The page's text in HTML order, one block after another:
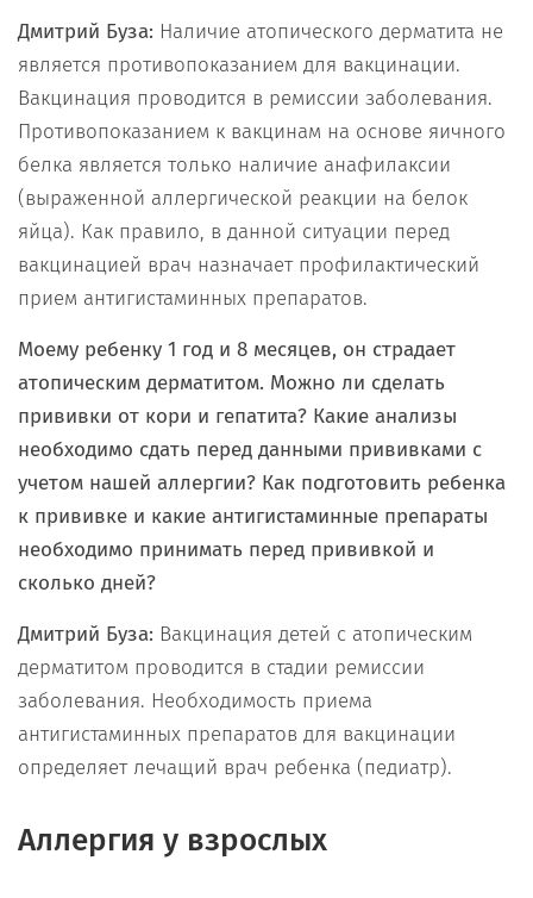
Дмитрий Буза: Наличие атопического дерматита не
является противопоказанием для вакцинации.
Вакцинация проводится в ремиссии заболевания.
Противопоказанием к вакцинам на основе яичного
белка является только наличие анафилаксии
(выраженной аллергической реакции на белок
яйца). Как правило, в данной ситуации перед
вакцинацией врач назначает профилактический
прием антигистаминных препаратов.
Моему ребенку 1 год и 8 месяцев, он страдает
атопическим дерматитом. Можно ли сделать
прививки от кори и гепатита? Какие анализы
необходимо сдать перед данными прививками с
учетом нашей аллергии? Как подготовить ребенка
к прививке и какие антигистаминные препараты
необходимо принимать перед прививкой и
сколько дней?
Дмитрий Буза: Вакцинация детей с атопическим
дерматитом проводится в стадии ремиссии
заболевания. Необходимость приема
антигистаминных препаратов для вакцинации
определяет лечащий врач ребенка (педиатр).
Аллергия у взрослых